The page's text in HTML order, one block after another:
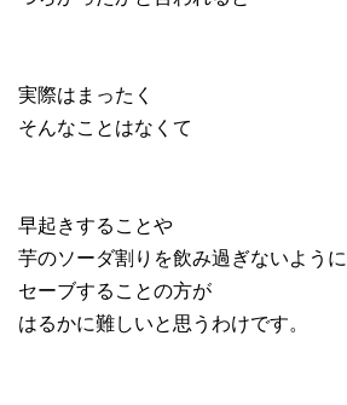
実際はまったく
そんなことはなくて
早起きすることや
芋のソーダ割りを飲み過ぎないように
セーブすることの方が
はるかに難しいと思うわけです。